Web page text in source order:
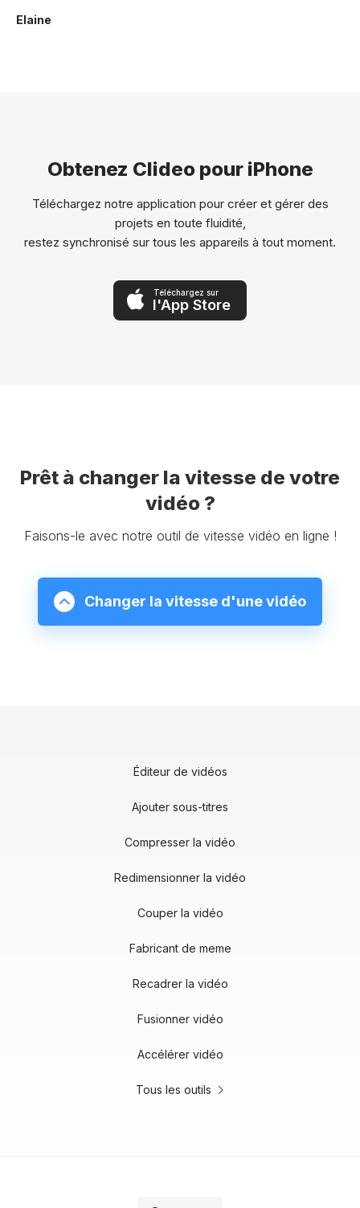
Elaine
Obtenez Clideo pour iPhone
Téléchargez notre application pour créer et gérer des
projets en toute fluidité,
restez synchronisé sur tous les appareils à tout moment.
Téléchargez sur
l'App Store
Prêt à changer la vitesse de votre
vidéo ?
Faisons-le avec notre outil de vitesse vidéo en ligne !
Changer la vitesse d'une vidéo
Éditeur de vidéos
Ajouter sous-titres
Compresser la vidéo
Redimensionner la vidéo
Couper la vidéo
Fabricant de meme
Recadrer la vidéo
Fusionner vidéo
Accélérer vidéo
Tous les outils